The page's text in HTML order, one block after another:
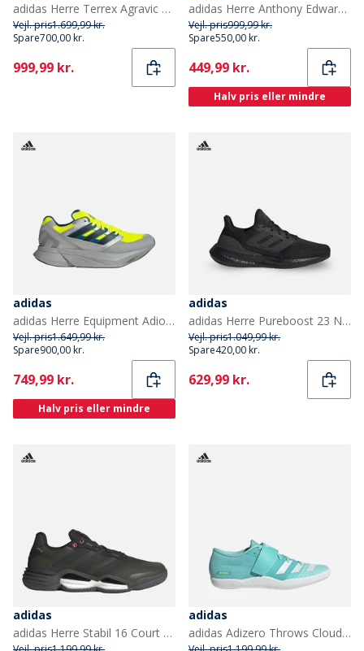
adidas Herre Terrex Agravic Speed Ultra Trail Løbesko Cloud White/Impact Orange/Dash Grey
Vejl. pris1.699,99 kr.
Spare700,00 kr.
Current
999,99 kr.
adidas Herre Anthony Edwards 2 Basketball Sko Core Black/Zero Metalic/Lucid Red
Vejl. pris999,99 kr.
Spare550,00 kr.
Current
449,99 kr.
Halv pris eller mindre
adidas
adidas Herre Equipment Adios Pro Træningssko Solar Yellow/Core Black/Silver Metallic
Vejl. pris1.649,99 kr.
Spare900,00 kr.
Current
749,99 kr.
Halv pris eller mindre
adidas
adidas Herre Pureboost 23 Neutrale Løbesko Sort/Core Black/Carbon
Vejl. pris1.049,99 kr.
Spare420,00 kr.
Current
629,99 kr.
adidas
adidas Herre Stabil 16 Court Træningssko Shadow Olive/Core Black/Grey Six
adidas
adidas Adizero Throws Cloudfoam Throwing Field Event Spikes Flash Aqua/Zero Metalic/Lucid Lemon